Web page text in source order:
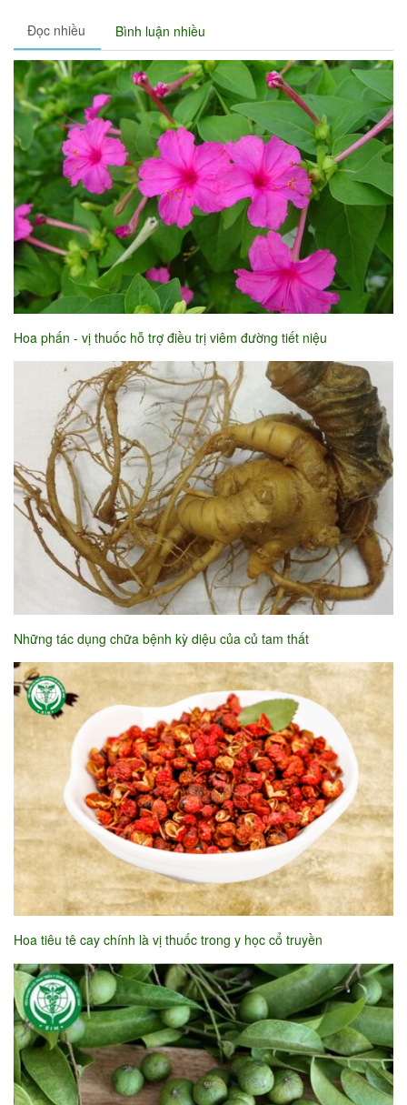
Đọc nhiều Bình luận nhiều
Hoa phấn - vị thuốc hỗ trợ điều trị viêm đường tiết niệu
Những tác dụng chữa bệnh kỳ diệu của củ tam thất
Hoa tiêu tê cay chính là vị thuốc trong y học cổ truyền